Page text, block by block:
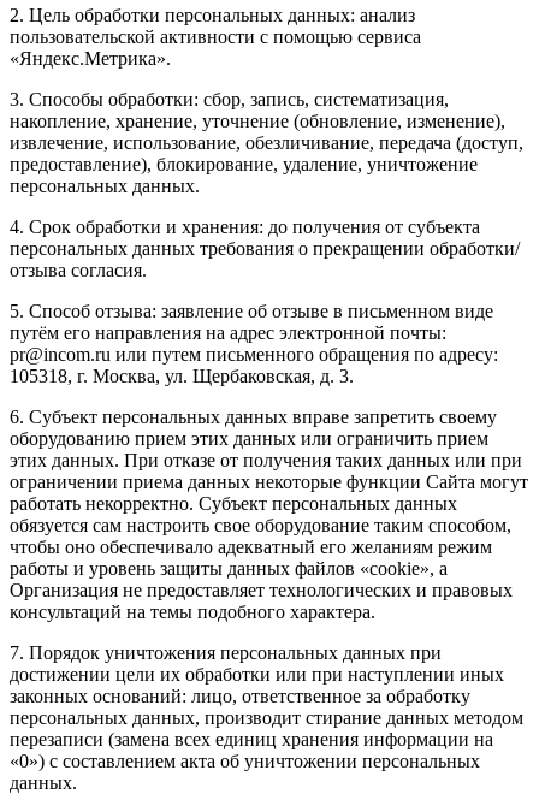
2. Цель обработки персональных данных: анализ
пользовательской активности с помощью сервиса
«Яндекс.Метрика».
3. Способы обработки: сбор, запись, систематизация,
накопление, хранение, уточнение (обновление, изменение),
извлечение, использование, обезличивание, передача (доступ,
предоставление), блокирование, удаление, уничтожение
персональных данных.
4. Срок обработки и хранения: до получения от субъекта
персональных данных требования о прекращении обработки/
отзыва согласия.
5. Способ отзыва: заявление об отзыве в письменном виде
путём его направления на адрес электронной почты:
pr@incom.ru или путем письменного обращения по адресу:
105318, г. Москва, ул. Щербаковская, д. 3.
6. Субъект персональных данных вправе запретить своему
оборудованию прием этих данных или ограничить прием
этих данных. При отказе от получения таких данных или при
ограничении приема данных некоторые функции Сайта могут
работать некорректно. Субъект персональных данных
обязуется сам настроить свое оборудование таким способом,
чтобы оно обеспечивало адекватный его желаниям режим
работы и уровень защиты данных файлов «cookie», а
Организация не предоставляет технологических и правовых
консультаций на темы подобного характера.
7. Порядок уничтожения персональных данных при
достижении цели их обработки или при наступлении иных
законных оснований: лицо, ответственное за обработку
персональных данных, производит стирание данных методом
перезаписи (замена всех единиц хранения информации на
«0») с составлением акта об уничтожении персональных
данных.